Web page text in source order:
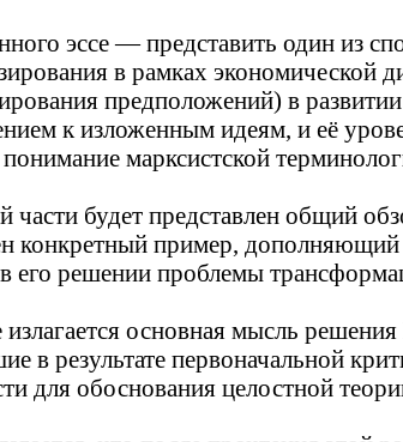
эссе — представить один из
в рамках экономической
предположений) в
к изложенным идеям, и её
понимание марксистской
части будет представлен общий
конкретный пример, дополняющий
его решении проблемы
излагается основная мысль
в результате первоначальной
для обоснования целостной